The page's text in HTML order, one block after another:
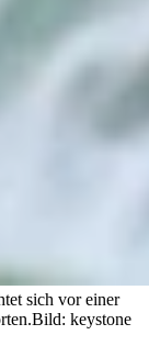
sich vor einer
Bild: keystone